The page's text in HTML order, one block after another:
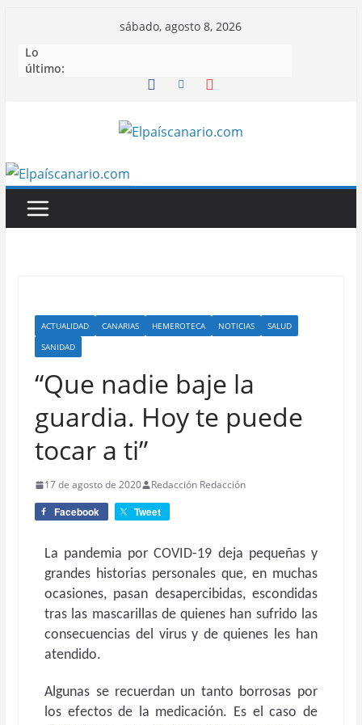
contenido
sábado, agosto 8, 2026
Lo
último:
ACTUALIDAD CANARIAS HEMEROTECA NOTICIAS
SALUD
SANIDAD
“Que nadie baje la
guardia. Hoy te puede
tocar a ti”
17 de agosto de 2020 Redacción Redacción
Facebook Tweet
La pandemia por COVID-19 deja pequeñas y
grandes historias personales que, en muchas
ocasiones, pasan desapercibidas, escondidas
tras las mascarillas de quienes han sufrido las
consecuencias del virus y de quienes les han
atendido.
Algunas se recuerdan un tanto borrosas por
los efectos de la medicación. Es el caso de